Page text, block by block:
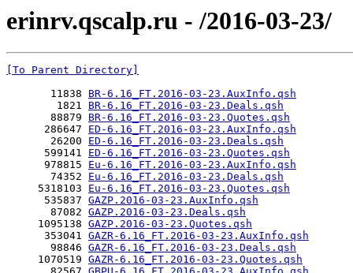
erinrv.qscalp.ru - /2016-03-23/
[To Parent Directory]
       11838
BR-6.16_FT.2016-03-23.AuxInfo.qsh
        1821
BR-6.16_FT.2016-03-23.Deals.qsh
       88879
BR-6.16_FT.2016-03-23.Quotes.qsh
      286647
ED-6.16_FT.2016-03-23.AuxInfo.qsh
       26200
ED-6.16_FT.2016-03-23.Deals.qsh
      599141
ED-6.16_FT.2016-03-23.Quotes.qsh
      978815
Eu-6.16_FT.2016-03-23.AuxInfo.qsh
       74352
Eu-6.16_FT.2016-03-23.Deals.qsh
     5318103
Eu-6.16_FT.2016-03-23.Quotes.qsh
      535837
GAZP.2016-03-23.AuxInfo.qsh
       87082
GAZP.2016-03-23.Deals.qsh
     1095138
GAZP.2016-03-23.Quotes.qsh
      353041
GAZR-6.16_FT.2016-03-23.AuxInfo.qsh
       98846
GAZR-6.16_FT.2016-03-23.Deals.qsh
     1070519
GAZR-6.16_FT.2016-03-23.Quotes.qsh